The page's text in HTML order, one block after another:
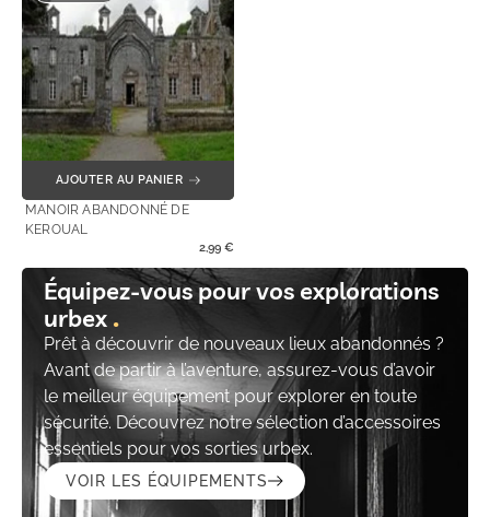
AJOUTER AU PANIER
MANOIR ABANDONNÉ DE
KEROUAL
2,99 €
Équipez-vous pour vos explorations
urbex
Prêt à découvrir de nouveaux lieux abandonnés ?
Avant de partir à l’aventure, assurez-vous d’avoir
le meilleur équipement pour explorer en toute
sécurité. Découvrez notre sélection d’accessoires
essentiels pour vos sorties urbex.
VOIR LES ÉQUIPEMENTS